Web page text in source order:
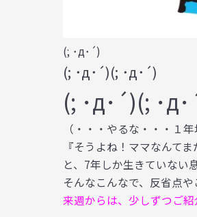
(; ･д･´)
(; ･д･´)(; ･д･´)
(; ･д･´)(; ･д
（・・・やるな・・・１
『そうよね！ママなんて
と、7年しか生きていない
そんなこんなで、反省点
来週からは、少しずつご